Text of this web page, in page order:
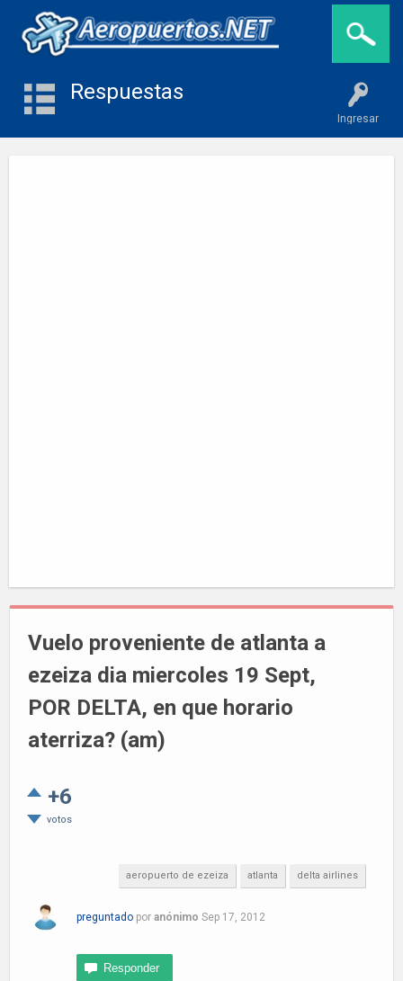
Ingresar
Respuestas
Vuelo proveniente de atlanta a
ezeiza dia miercoles 19 Sept,
POR DELTA, en que horario
aterriza? (am)
+6
votos
aeropuerto de ezeiza atlanta delta airlines
preguntado por anónimo Sep 17, 2012